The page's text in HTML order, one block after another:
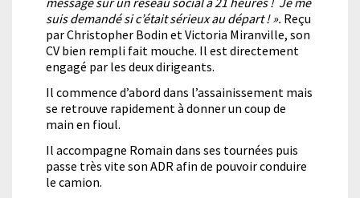
suis demandé si c’était sérieux au départ ! ». Reçu
par Christopher Bodin et Victoria Miranville, son
CV bien rempli fait mouche. Il est directement
engagé par les deux dirigeants.
Il commence d’abord dans l’assainissement mais
se retrouve rapidement à donner un coup de
main en fioul.
Il accompagne Romain dans ses tournées puis
passe très vite son ADR afin de pouvoir conduire
le camion.